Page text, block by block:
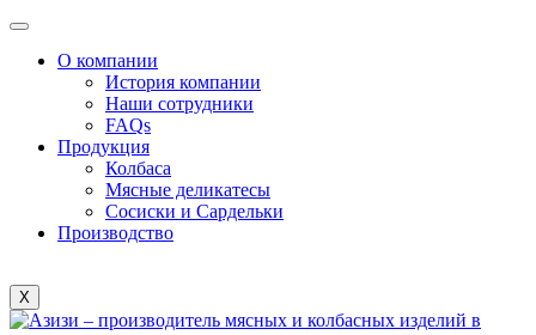
О компании
История компании
Наши сотрудники
FAQs
Продукция
Колбаса
Мясные деликатесы
Сосиски и Сардельки
Производство
X